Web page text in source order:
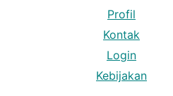
Profil
Kontak
Login
Kebijakan